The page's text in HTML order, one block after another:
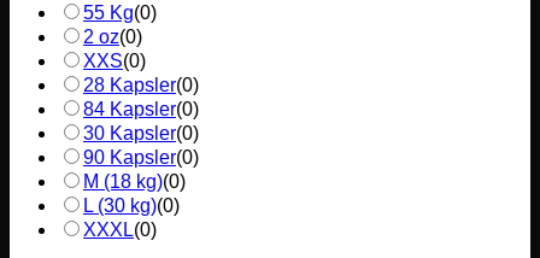
55 Kg(0)
2 oz(0)
XXS(0)
28 Kapsler(0)
84 Kapsler(0)
30 Kapsler(0)
90 Kapsler(0)
M (18 kg)(0)
L (30 kg)(0)
XXXL(0)